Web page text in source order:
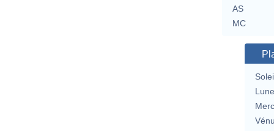
AS
MC
Lune